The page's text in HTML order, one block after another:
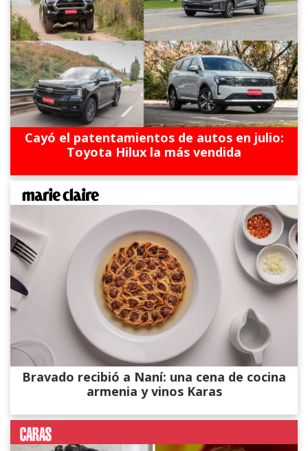
Cayó el patentamientos de autos en julio:
Toyota Hilux la más vendida
Bravado recibió a Naní: una cena de cocina
armenia y vinos Karas